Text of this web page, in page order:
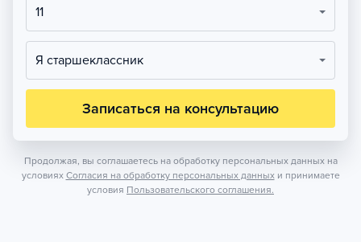
11
Я старшеклассник
Записаться на консультацию
Продолжая, вы соглашаетесь на обработку персональных данных на
условиях Согласия на обработку персональных данных и принимаете
условия Пользовательского соглашения.